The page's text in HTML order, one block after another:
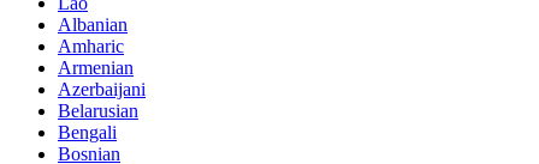
Albanian
Amharic
Armenian
Azerbaijani
Belarusian
Bengali
Bosnian